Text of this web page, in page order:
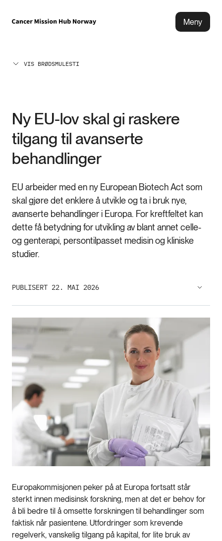
Meny
VIS BRØDSMULESTI
Ny EU-lov skal gi raskere
tilgang til avanserte
behandlinger
EU arbeider med en ny European Biotech Act som
skal gjøre det enklere å utvikle og ta i bruk nye,
avanserte behandlinger i Europa. For kreftfeltet kan
dette få betydning for utvikling av blant annet celle-
og genterapi, persontilpasset medisin og kliniske
studier.
PUBLISERT 22. MAI 2026
Europakommisjonen peker på at Europa fortsatt står
sterkt innen medisinsk forskning, men at det er behov for
å bli bedre til å omsette forskningen til behandlinger som
faktisk når pasientene. Utfordringer som krevende
regelverk, vanskelig tilgang på kapital, for lite bruk av